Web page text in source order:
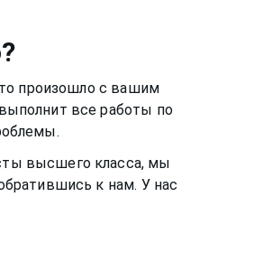
?
произошло с вашим
все работы по
высшего класса, мы
к нам. У нас